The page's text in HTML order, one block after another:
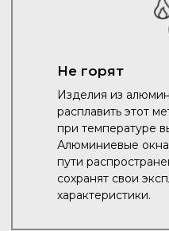
Не горят
Изделия из
расплавить этот
при температуре
Алюминиевые окна
пути
сохранят свои
характеристики.